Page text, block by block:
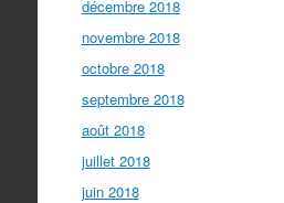
décembre 2018
novembre 2018
octobre 2018
septembre 2018
août 2018
juillet 2018
juin 2018